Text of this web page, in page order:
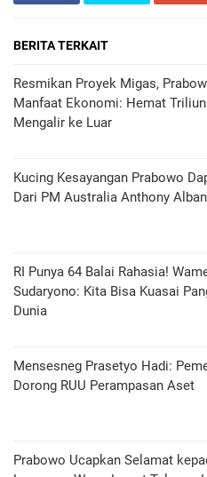
BERITA TERKAIT
Resmikan Proyek Migas,
Manfaat Ekonomi: Hemat
Mengalir ke Luar
Kucing Kesayangan Prabowo
Dari PM Australia Anthony
RI Punya 64 Balai Rahasia!
Sudaryono: Kita Bisa Kuasai
Dunia
Mensesneg Prasetyo Hadi:
Dorong RUU Perampasan Aset
Prabowo Ucapkan Selamat